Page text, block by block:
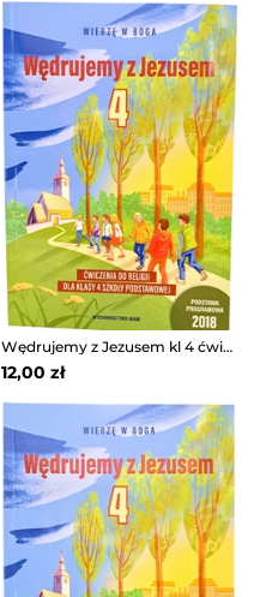
Wędrujemy z Jezusem kl 4 ćwiczenia WAM
12,00 zł